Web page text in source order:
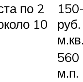
по 2
10
560
м.п.